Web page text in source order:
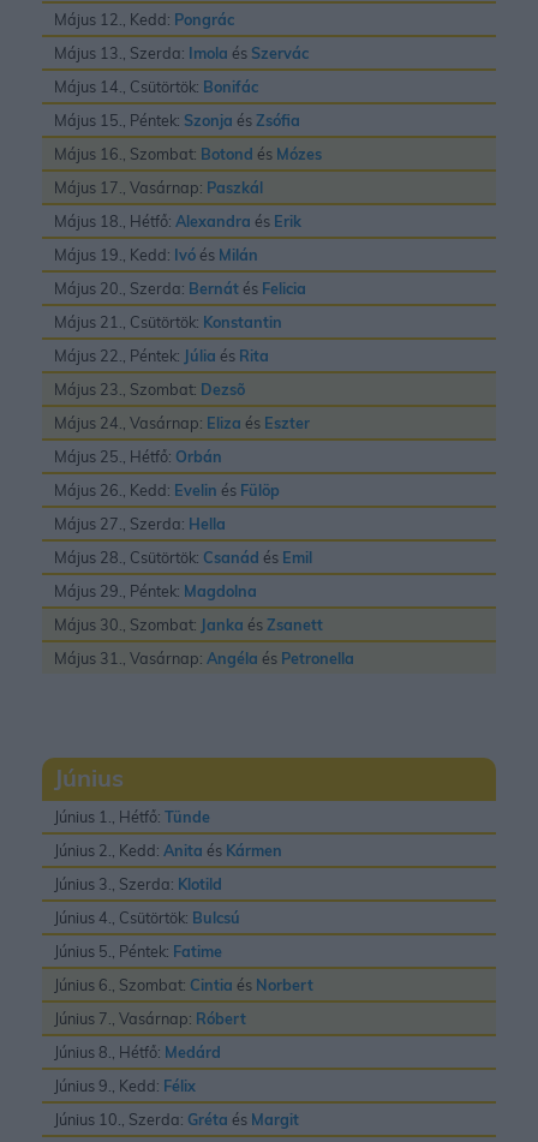
Május 12., Kedd: Pongrác
Május 13., Szerda: Imola és Szervác
Május 14., Csütörtök: Bonifác
Május 15., Péntek: Szonja ésZsófia
Május 16., Szombat: Botond és Mózes
Május 17., Vasárnap: Paszkál
Május 18., Hétfő: Alexandra és Erik
Május 19., Kedd: Ivó és Milán
Május 20., Szerda: Bernát és Felicia
Május 21., Csütörtök: Konstantin
Május 22., Péntek: Júlia és Rita
Május 23., Szombat: Dezsõ
Május 24., Vasárnap: Eliza és Eszter
Május 25., Hétfő: Orbán
Május 26., Kedd: Evelin és Fülöp
Május 27., Szerda: Hella
Május 28., Csütörtök: Csanád és Emil
Május 29., Péntek: Magdolna
Május 30., Szombat: Janka ésZsanett
Május 31., Vasárnap: Angéla és Petronella
Június
Június 1., Hétfő: Tünde
Június 2., Kedd: Anita és Kármen
Június 3., Szerda: Klotild
Június 4., Csütörtök: Bulcsú
Június 5., Péntek: Fatime
Június 6., Szombat: Cintia és Norbert
Június 7., Vasárnap: Róbert
Június 8., Hétfő: Medárd
Június 9., Kedd: Félix
Június 10., Szerda: Gréta és Margit